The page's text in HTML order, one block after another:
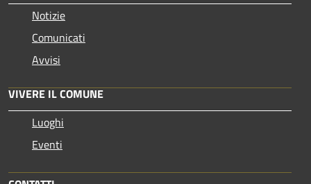
Notizie
Comunicati
Avvisi
VIVERE IL COMUNE
Luoghi
Eventi